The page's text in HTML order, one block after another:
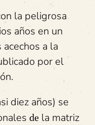
la peligrosa
años en un
a la
por el
diez años) se
de la matriz